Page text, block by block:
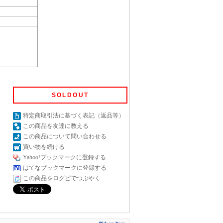
SOLDOUT
特定商取引法に基づく表記（返品等）
この商品を友達に教える
この商品について問い合わせる
買い物を続ける
Yahoo!ブックマークに登録する
はてなブックマークに登録する
この商品をログピでつぶやく